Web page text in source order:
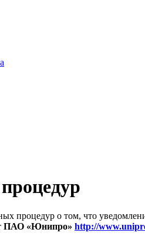
процедур о том, что
ПАО «Юнипро» http://